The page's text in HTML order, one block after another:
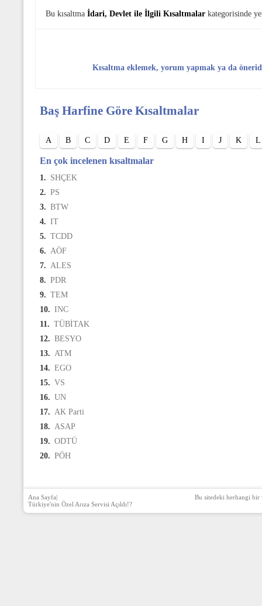
Bu kısaltma İdari, Devlet ile İlgili Kısaltmalar kategorisinde
Kısaltma eklemek, yorum yapmak ya da
Baş Harfine Göre Kısaltmalar
A B C D E F G H I J K L
En çok incelenen kısaltmalar
1. SHÇEK
2. PS
3. BTW
4. IT
5. TCDD
6. AÖF
7. ALES
8. PDR
9. TEM
10. INC
11. TÜBİTAK
12. BESYO
13. ATM
14. EGO
15. VS
16. UN
17. AK Parti
18. ASAP
19. ODTÜ
20. PÖH
Ana Sayfa|
Türkiye'nin Özel Arıza Servisi Açıldı!?
Bu sitedeki herhangi bir